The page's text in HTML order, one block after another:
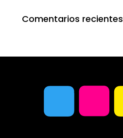
Comentarios recientes